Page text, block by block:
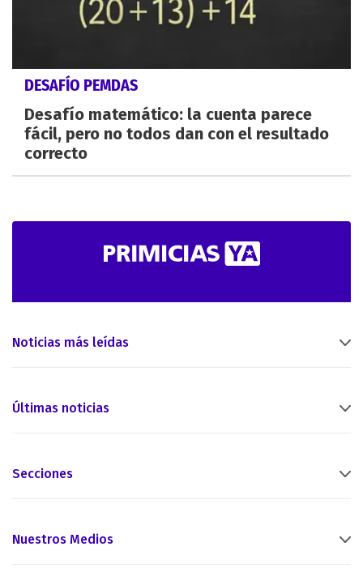
DESAFÍO PEMDAS
Desafío matemático: la cuenta parece
fácil, pero no todos dan con el resultado
correcto
Noticias más leídas
Últimas noticias
Secciones
Nuestros Medios